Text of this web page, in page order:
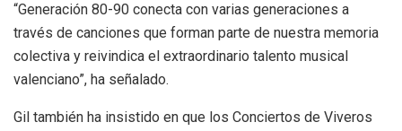
“Generación 80-90 conecta con varias generaciones a
través de canciones que forman parte de nuestra memoria
colectiva y reivindica el extraordinario talento musical
valenciano”, ha señalado.
Gil también ha insistido en que los Conciertos de Viveros